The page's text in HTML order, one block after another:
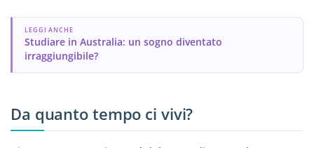
LEGGI ANCHE
Studiare in Australia: un sogno diventato
irraggiungibile?
Da quanto tempo ci vivi?